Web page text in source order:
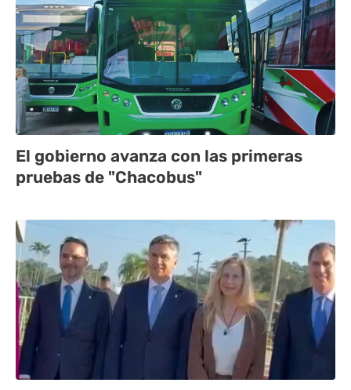
El gobierno avanza con las primeras
pruebas de "Chacobus"